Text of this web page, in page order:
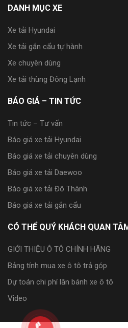
DANH MỤC XE
Xe tải Hyundai
Xe tải gắn cẩu tự hành
Xe chuyên dùng
Xe tải thùng Đông Lạnh
BÁO GIÁ – TIN TỨC
Tin tức – Tư vấn
Báo giá xe tải Hyundai
Báo giá xe tải chuyên dùng
Báo giá xe tải Daewoo
Báo giá xe tải Đô Thành
Báo giá xe tải gắn cẩu
CÓ THỂ QUÝ KHÁCH QUAN
GIỚI THIỆU Ô TÔ CHÍNH HÃNG
Bảng tính mua xe ô tô trả góp
Dự toán chi phí lăn bánh xe ô tô
Video